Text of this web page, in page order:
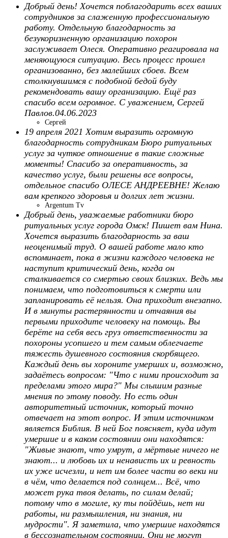
Добрый день! Хочется поблагодарить всех ваших
сотрудников за слаженную профессиональную
работу. Отдельную благодарность за
безукоризненную организацию похорон
заслуживает Олеся. Оперативно реагировала на
меняющуюся ситуацию. Весь процесс прошел
организованно, без малейших сбоев. Всем
столкнувшимся с подобной бедой буду
рекомендовать вашу организацию. Ещё раз
спасибо всем огромное. С уважением, Сергей
Павлов.04.06.2023
Сергей
19 апреля 2021 Хотим выразить огромную
благодарность сотрудникам Бюро ритуальных
услуг за чуткое отношение в такие сложные
моменты! Спасибо за оперативность, за
качество услуг, были решены все вопросы,
отдельное спасибо ОЛЕСЕ АНДРЕЕВНЕ! Желаю
вам крепкого здоровья и долгих лет жизни.
Argentum Tv
Добрый день, уважаемые работники бюро
ритуальных услуг города Омск! Пишет вам Нина.
Хочется выразить благодарность за ваш
неоценимый труд. О вашей работе мало кто
вспоминает, пока в жизни каждого человека не
наступит критический день, когда он
сталкивается со смертью своих близких. Ведь мы
понимаем, что подготовиться к смерти или
запланировать её нельзя. Она приходит внезапно.
И в минуты растерянности и отчаяния вы
первыми приходите человеку на помощь. Вы
берёте на себя весь груз ответственности за
похороны усопшего и тем самым облегчаете
тяжесть душевного состояния скорбящего.
Каждый день вы хороните умерших и, возможно,
задаётесь вопросом: "Что с ними происходит за
пределами этого мира?" Мы слышим разные
мнения по этому поводу. Но есть один
авторитетный источник, который точно
отвечает на этот вопрос. И этим источником
является Библия. В ней Бог поясняет, куда идут
умершие и в каком состоянии они находятся:
"Живые знают, что умрут, а мёртвые ничего не
знают... и любовь их и ненависть их и ревность
их уже исчезли, и нет им более части во веки ни
в чём, что делается под солнцем... Всё, что
может рука твоя делать, по силам делай;
потому что в могиле, ку ты пойдёшь, нет ни
работы, ни размышления, ни знания, ни
мудрости". Я заметила, что умершие находятся
в бессознательном состоянии. Они не могут